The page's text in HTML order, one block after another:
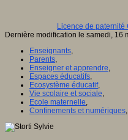
Licence de
Dernière modification le samedi, 16
Enseignants,
Parents,
Enseigner et apprendre,
Espaces éducatifs,
Ecosystème éducatif,
Vie scolaire et sociale,
Ecole maternelle,
Confinements et numériques,